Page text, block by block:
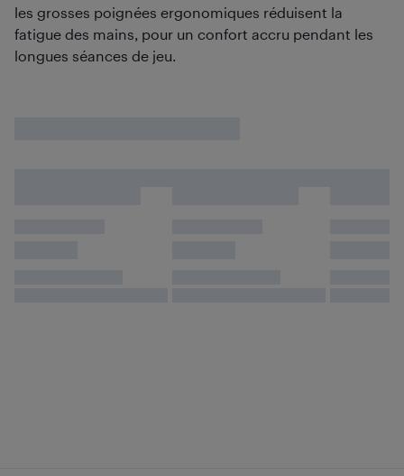
les grosses poignées ergonomiques réduisent la
fatigue des mains, pour un confort accru pendant les
longues séances de jeu.